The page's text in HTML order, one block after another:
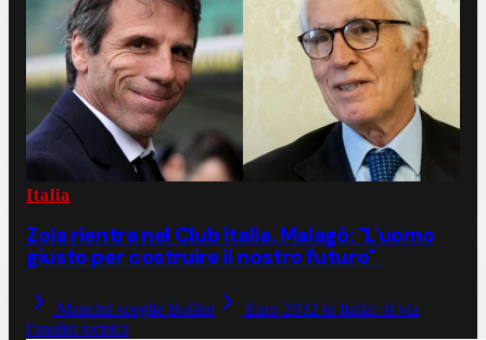
Italia
Zola rientra nel Club Italia. Malagò: "L'uomo
giusto per costruire il nostro futuro"
Mancini sceglie Bollini
Euro 2032 in Italia: al via
l'analisi tecnica